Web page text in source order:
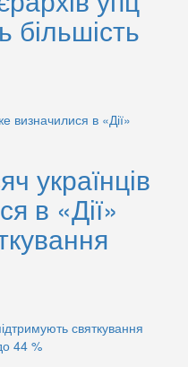
більшість
українців
в «Дії»